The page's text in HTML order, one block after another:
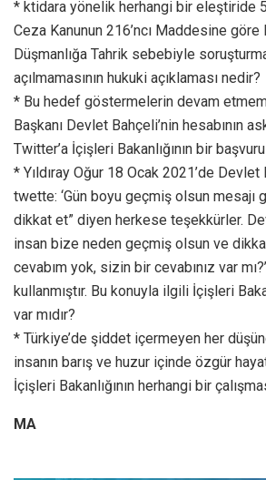
* ktidara yönelik herhangi bir eleştiride
Ceza Kanunun 216’ncı Maddesine göre
Düşmanlığa Tahrik sebebiyle
açılmamasının hukuki açıklaması nedir?
* Bu hedef göstermelerin devam
Başkanı Devlet Bahçeli’nin hesabının
Twitter’a İçişleri Bakanlığının bir
* Yıldıray Oğur 18 Ocak 2021’de Devlet
twette: ‘Gün boyu geçmiş olsun mesajı
dikkat et” diyen herkese teşekkürler.
insan bize neden geçmiş olsun ve
cevabım yok, sizin bir cevabınız var
kullanmıştır. Bu konuyla ilgili İçişleri
var mıdır?
* Türkiye’de şiddet içermeyen her
insanın barış ve huzur içinde özgür
İçişleri Bakanlığının herhangi bir
MA